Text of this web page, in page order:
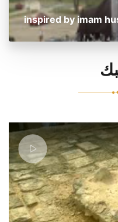
inspired by imam